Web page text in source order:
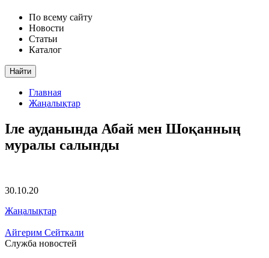
По всему сайту
Новости
Статьи
Каталог
Найти
Главная
Жаңалықтар
Іле ауданында Абай мен Шоқанның
муралы салынды
30.10.20
Жаңалықтар
Айгерим Сейткали
Служба новостей